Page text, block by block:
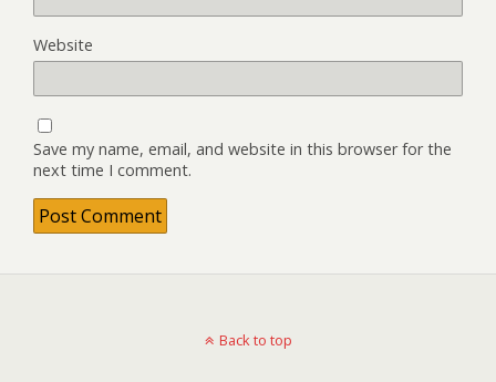
Website
Save my name, email, and website in this browser for the
next time I comment.
Back to top